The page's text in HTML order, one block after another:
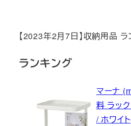
【2023年2月7日】収納用品
ランキング
マーナ
料 ラッ
/ ホワイ